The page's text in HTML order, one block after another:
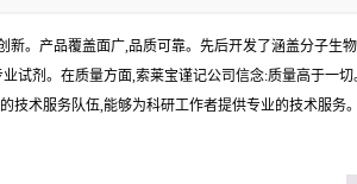
。产品覆盖面广,品质可靠。先后开发了涵盖分子
试剂。在质量方面,索莱宝谨记公司信念:质量高于
术服务队伍,能够为科研工作者提供专业的技术服务